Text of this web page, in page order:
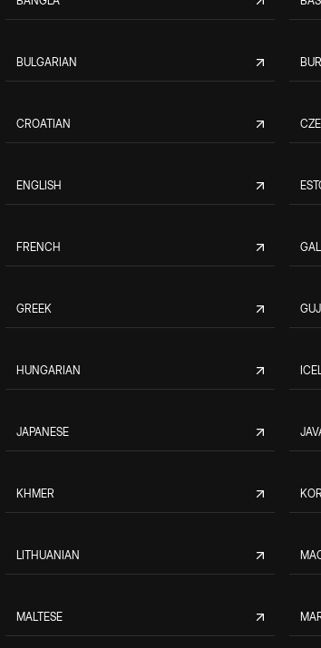
BULGARIAN
CROATIAN
ENGLISH
FRENCH
GREEK
HUNGARIAN
JAPANESE
KHMER
LITHUANIAN
MALTESE